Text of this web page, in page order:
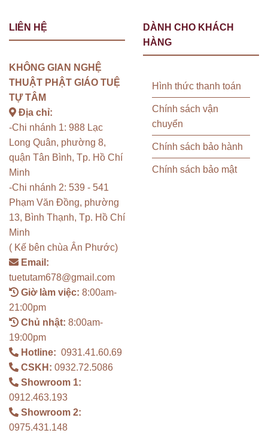
LIÊN HỆ
KHÔNG GIAN NGHỆ
THUẬT PHẬT GIÁO TUỆ
TỰ TÂM
Địa chỉ:
-Chi nhánh 1: 988 Lạc
Long Quân, phường 8,
quận Tân Bình, Tp. Hồ Chí
Minh
-Chi nhánh 2: 539 - 541
Phạm Văn Đồng, phường
13, Bình Thạnh, Tp. Hồ Chí
Minh
( Kế bên chùa Ân Phước)
Email:
tuetutam678@gmail.com
Giờ làm việc: 8:00am-
21:00pm
Chủ nhật: 8:00am-
19:00pm
Hotline: 0931.41.60.69
CSKH: 0932.72.5086
Showroom 1:
0912.463.193
Showroom 2:
0975.431.148
DÀNH CHO KHÁCH
HÀNG
Hình thức thanh toán
Chính sách vận
chuyển
Chính sách bảo hành
Chính sách bảo mật